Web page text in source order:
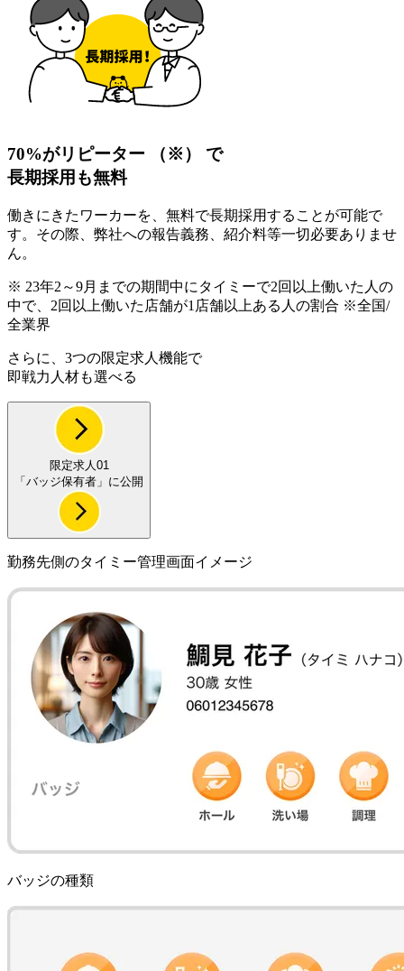
70%がリピーター （※） で
長期採用も無料
働きにきたワーカーを、無料で長期採用することが可能で
す。その際、弊社への報告義務、紹介料等一切必要ありませ
ん。
※ 23年2～9月までの期間中にタイミーで2回以上働いた人の
中で、2回以上働いた店舗が1店舗以上ある人の割合 ※全国/
全業界
さらに、3つの限定求人機能で
即戦力人材も選べる
限定求人01
「 バッジ保有者 」に公開
勤務先側のタイミー管理画面イメージ
バッジの種類